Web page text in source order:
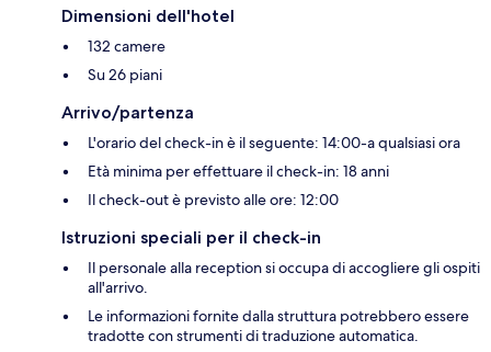
Dimensioni dell'hotel
132 camere
Su 26 piani
Arrivo/partenza
L'orario del check-in è il seguente: 14:00-a qualsiasi ora
Età minima per effettuare il check-in: 18 anni
Il check-out è previsto alle ore: 12:00
Istruzioni speciali per il check-in
Il personale alla reception si occupa di accogliere gli ospiti
all'arrivo.
Le informazioni fornite dalla struttura potrebbero essere
tradotte con strumenti di traduzione automatica.